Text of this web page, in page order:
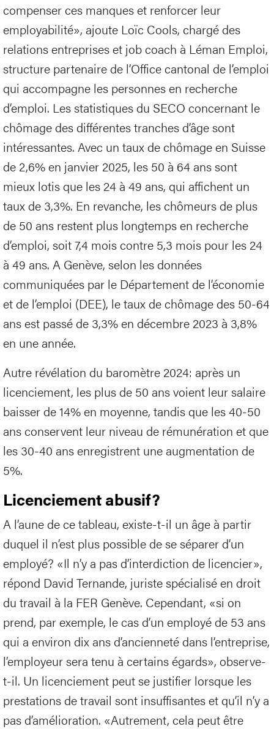
compenser ces manques et renforcer leur
employabilité», ajoute Loïc Cools, chargé des
relations entreprises et job coach à Léman Emploi,
structure partenaire de l’Office cantonal de l’emploi
qui accompagne les personnes en recherche
d’emploi. Les statistiques du SECO concernant le
chômage des différentes tranches d’âge sont
intéressantes. Avec un taux de chômage en Suisse
de 2,6% en janvier 2025, les 50 à 64 ans sont
mieux lotis que les 24 à 49 ans, qui affichent un
taux de 3,3%. En revanche, les chômeurs de plus
de 50 ans restent plus longtemps en recherche
d’emploi, soit 7,4 mois contre 5,3 mois pour les 24
à 49 ans. A Genève, selon les données
communiquées par le Département de l’économie
et de l’emploi (DEE), le taux de chômage des 50-64
ans est passé de 3,3% en décembre 2023 à 3,8%
en une année.
Autre révélation du baromètre 2024: après un
licenciement, les plus de 50 ans voient leur salaire
baisser de 14% en moyenne, tandis que les 40-50
ans conservent leur niveau de rémunération et que
les 30-40 ans enregistrent une augmentation de
5%.
Licenciement abusif?
A l’aune de ce tableau, existe-t-il un âge à partir
duquel il n’est plus possible de se séparer d’un
employé? «Il n’y a pas d’interdiction de licencier»,
répond David Ternande, juriste spécialisé en droit
du travail à la FER Genève. Cependant, «si on
prend, par exemple, le cas d’un employé de 53 ans
qui a environ dix ans d’ancienneté dans l’entreprise,
l’employeur sera tenu à certains égards», observe-
t-il. Un licenciement peut se justifier lorsque les
prestations de travail sont insuffisantes et qu’il n’y a
pas d’amélioration. «Autrement, cela peut être